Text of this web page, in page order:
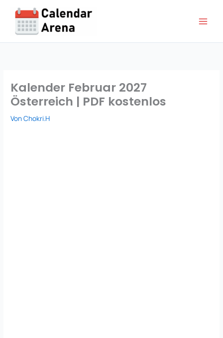
Inhalt
springen
Kalender Februar 2027
Österreich | PDF kostenlos
VonChokri.H